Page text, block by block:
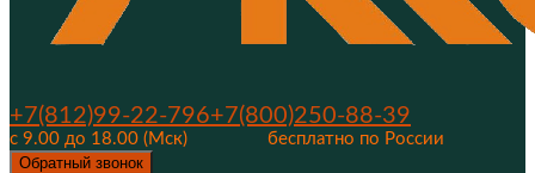
+7(812)99-22-796+7(800)250-88-39
с 9.00 до 18.00 (Мск)
бесплатно по России
Обратный звонок